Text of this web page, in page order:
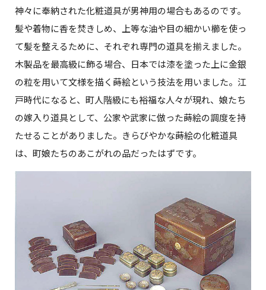
神々に奉納された化粧道具が男神用の場合もあるのです。
髪や着物に香を焚きしめ、上等な油や目の細かい櫛を使っ
て髪を整えるために、それぞれ専門の道具を揃えました。
木製品を最高級に飾る場合、日本では漆を塗った上に金銀
の粒を用いて文様を描く蒔絵という技法を用いました。江
戸時代になると、町人階級にも裕福な人々が現れ、娘たち
の嫁入り道具として、公家や武家に倣った蒔絵の調度を持
たせることがありました。きらびやかな蒔絵の化粧道具
は、町娘たちのあこがれの品だったはずです。